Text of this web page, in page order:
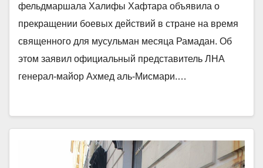
фельдмаршала Халифы Хафтара объявила о
прекращении боевых действий в стране на время
священного для мусульман месяца Рамадан. Об
этом заявил официальный представитель ЛНА
генерал-майор Ахмед аль-Мисмари.…